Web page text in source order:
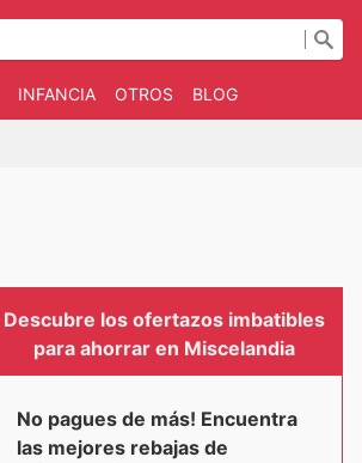
INFANCIA OTROS BLOG
Descubre los ofertazos imbatibles
para ahorrar en Miscelandia
No pagues de más! Encuentra
las mejores rebajas de